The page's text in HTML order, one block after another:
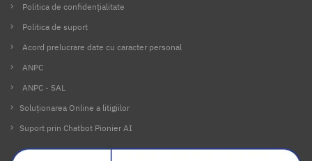
Politica de confidențialitate
Politica de suport
Acord prelucrare date cu caracter personal
ANPC
ANPC - SAL
Soluționarea Online a litigiilor
Suport prin Chatbot Pionier AI